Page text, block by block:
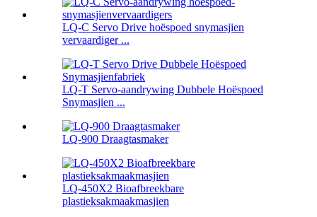
LQ-C Servo Drive hoëspoed snymasjien
vervaardiger ...
LQ-T Servo-aandrywing Dubbele Hoëspoed
Snymasjien ...
LQ-900 Draagtasmaker
LQ-450X2 Bioafbreekbare
plastieksakmaakmasjien